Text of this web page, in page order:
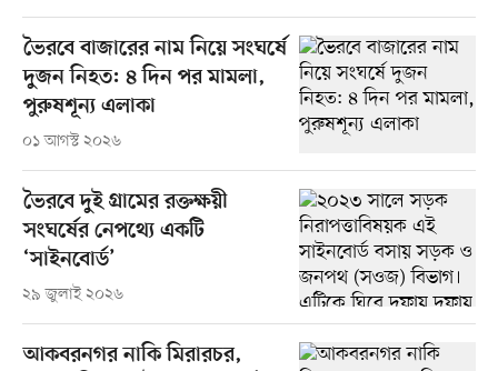
ভৈরবে বাজারের নাম নিয়ে সংঘর্ষে
দুজন নিহত: ৪ দিন পর মামলা,
পুরুষশূন্য এলাকা
০১ আগস্ট ২০২৬
ভৈরবে দুই গ্রামের রক্তক্ষয়ী
সংঘর্ষের নেপথ্যে একটি
‘সাইনবোর্ড’
২৯ জুলাই ২০২৬
আকবরনগর নাকি মিরারচর,